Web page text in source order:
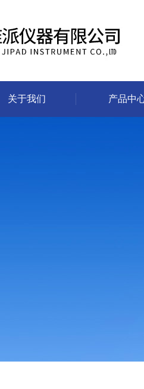
关于我们 产品中